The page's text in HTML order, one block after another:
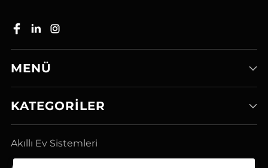
MENÜ
KATEGORILER
Akıllı Ev Sistemleri